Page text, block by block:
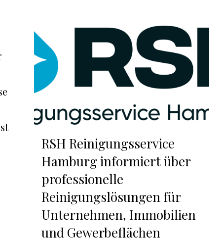
RSH Reinigungsservice
Hamburg informiert über
professionelle
Reinigungslösungen für
Unternehmen, Immobilien
und Gewerbeflächen